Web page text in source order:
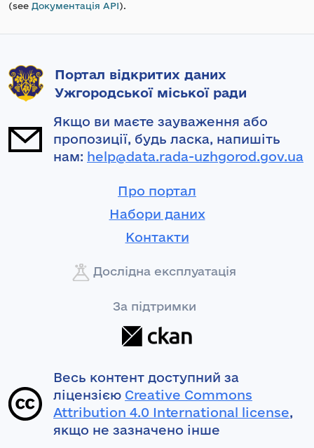
(see Документація API).
Портал відкритих даних
Ужгородської міської ради
Якщо ви маєте зауваження або
пропозиції, будь ласка, напишіть
нам: help@data.rada-uzhgorod.gov.ua
Про портал
Набори даних
Контакти
Дослідна експлуатація
За підтримки
Весь контент доступний за
ліцензією Creative Commons
Attribution 4.0 International license,
якщо не зазначено інше